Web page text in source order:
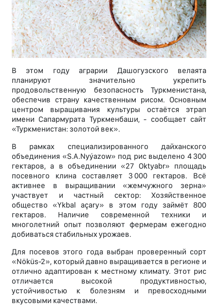
В этом году аграрии Дашогузского велаята
планируют значительно укрепить
продовольственную безопасность Туркменистана,
обеспечив страну качественным рисом. Основным
центром выращивания культуры остаётся этрап
имени Сапармурата Туркменбаши, - сообщает сайт
«Туркменистан: золотой век».
В рамках специализированного дайханского
объединения «S.А.Nyýazow» под рис выделено 4 300
гектаров, а в объединении «27 Oktyabr» площадь
посевного клина составляет 3 000 гектаров. Всё
активнее в выращивании «жемчужного зерна»
участвует и частный сектор: Хозяйственное
общество «Ykbal açary» в этом году займёт 800
гектаров. Наличие современной техники и
многолетний опыт позволяют фермерам ежегодно
добиваться стабильных урожаев.
Для посевов этого года выбран проверенный сорт
«Nöküs-2», который давно выращивается в регионе и
отлично адаптирован к местному климату. Этот рис
отличается высокой продуктивностью,
устойчивостью к болезням и превосходными
вкусовыми качествами.